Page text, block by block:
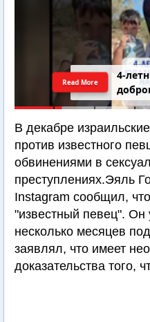
4-
Read More
В декабре
против известного
обвинениями в
преступлениях.Эяль
Instagram сообщил,
"известный певец". Он
несколько месяцев
заявлял, что имеет
доказательства того,